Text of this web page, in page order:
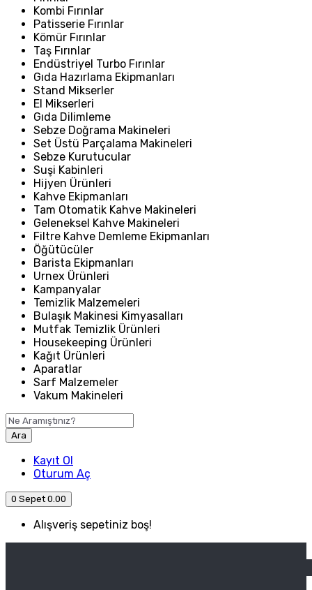
Kombi Fırınlar
Patisserie Fırınlar
Kömür Fırınlar
Taş Fırınlar
Endüstriyel Turbo Fırınlar
Gıda Hazırlama Ekipmanları
Stand Mikserler
El Mikserleri
Gıda Dilimleme
Sebze Doğrama Makineleri
Set Üstü Parçalama Makineleri
Sebze Kurutucular
Suşi Kabinleri
Hijyen Ürünleri
Kahve Ekipmanları
Tam Otomatik Kahve Makineleri
Geleneksel Kahve Makineleri
Filtre Kahve Demleme Ekipmanları
Öğütücüler
Barista Ekipmanları
Urnex Ürünleri
Kampanyalar
Temizlik Malzemeleri
Bulaşık Makinesi Kimyasalları
Mutfak Temizlik Ürünleri
Housekeeping Ürünleri
Kağıt Ürünleri
Aparatlar
Sarf Malzemeler
Vakum Makineleri
Ara
Kayıt Ol
Oturum Aç
0 Sepet 0.00
Alışveriş sepetiniz boş!